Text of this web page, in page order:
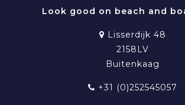
Look good on beach and
Lisserdijk 48
2158LV
Buitenkaag
+31 (0)252545057